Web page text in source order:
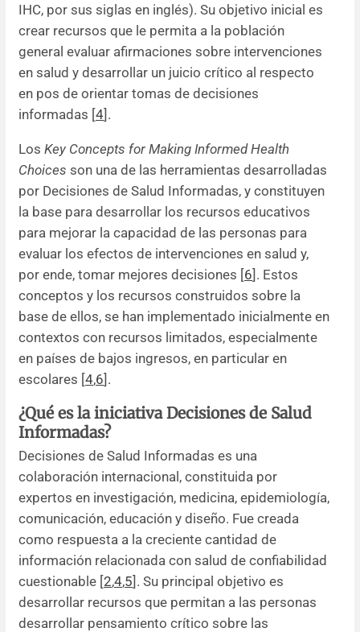
IHC, por sus siglas en inglés). Su objetivo inicial es
crear recursos que le permita a la población
general evaluar afirmaciones sobre intervenciones
en salud y desarrollar un juicio crítico al respecto
en pos de orientar tomas de decisiones
informadas [4].
Los Key Concepts for Making Informed Health
Choices son una de las herramientas desarrolladas
por Decisiones de Salud Informadas, y constituyen
la base para desarrollar los recursos educativos
para mejorar la capacidad de las personas para
evaluar los efectos de intervenciones en salud y,
por ende, tomar mejores decisiones [6]. Estos
conceptos y los recursos construidos sobre la
base de ellos, se han implementado inicialmente en
contextos con recursos limitados, especialmente
en países de bajos ingresos, en particular en
escolares [4,6].
¿Qué es la iniciativa Decisiones de Salud
Informadas?
Decisiones de Salud Informadas es una
colaboración internacional, constituida por
expertos en investigación, medicina, epidemiología,
comunicación, educación y diseño. Fue creada
como respuesta a la creciente cantidad de
información relacionada con salud de confiabilidad
cuestionable [2,4,5]. Su principal objetivo es
desarrollar recursos que permitan a las personas
desarrollar pensamiento crítico sobre las